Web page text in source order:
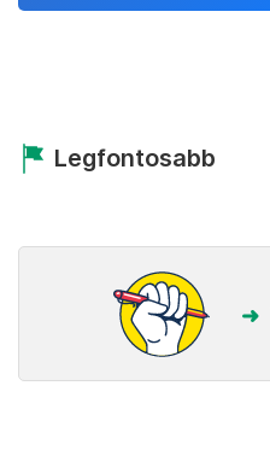
Legfontosabb